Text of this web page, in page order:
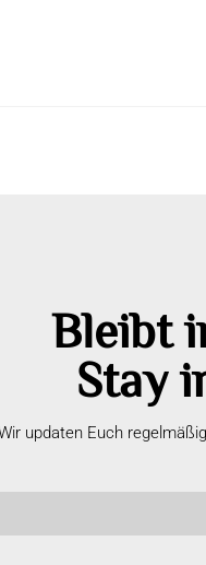
Bleibt
Stay
updaten Euch